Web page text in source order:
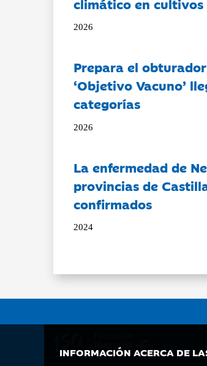
INFORMACIÓN ACERCA DE
climático en
2026
Prepara el
‘Objetivo Vacuno’
categorías
2026
La enfermedad de
provincias de
confirmados
2024